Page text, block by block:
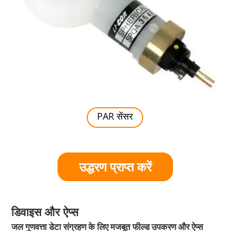
PAR सेंसर
उद्धरण प्राप्त करें
डिवाइस और ऐप्स
जल गुणवत्ता डेटा संग्रहण के लिए मजबूत फील्ड उपकरण और ऐप्स